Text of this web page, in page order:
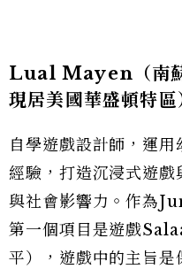
Lual Mayen （
現居美國華盛頓特區
自學遊戲設計師，運
經驗，打造沉浸式遊
與社會影響力。作為
第一個項目是遊戲
平），遊戲中的主旨